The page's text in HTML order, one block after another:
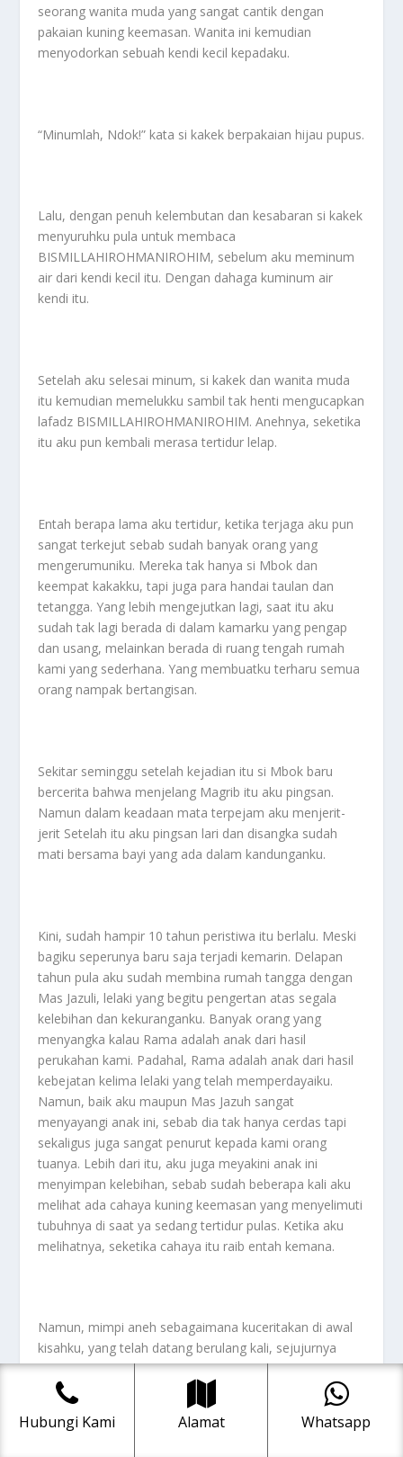
seorang wanita muda yang sangat cantik dengan
pakaian kuning keemasan. Wanita ini kemudian
menyodorkan sebuah kendi kecil kepadaku.
“Minumlah, Ndok!” kata si kakek berpakaian hijau pupus.
Lalu, dengan penuh kelembutan dan kesabaran si kakek
menyuruhku pula untuk membaca
BISMILLAHIROHMANIROHIM, sebelum aku meminum
air dari kendi kecil itu. Dengan dahaga kuminum air
kendi itu.
Setelah aku selesai minum, si kakek dan wanita muda
itu kemudian memelukku sambil tak henti mengucapkan
lafadz BISMILLAHIROHMANIROHIM. Anehnya, seketika
itu aku pun kembali merasa tertidur lelap.
Entah berapa lama aku tertidur, ketika terjaga aku pun
sangat terkejut sebab sudah banyak orang yang
mengerumuniku. Mereka tak hanya si Mbok dan
keempat kakakku, tapi juga para handai taulan dan
tetangga. Yang lebih mengejutkan lagi, saat itu aku
sudah tak lagi berada di dalam kamarku yang pengap
dan usang, melainkan berada di ruang tengah rumah
kami yang sederhana. Yang membuatku terharu semua
orang nampak bertangisan.
Sekitar seminggu setelah kejadian itu si Mbok baru
bercerita bahwa menjelang Magrib itu aku pingsan.
Namun dalam keadaan mata terpejam aku menjerit-
jerit Setelah itu aku pingsan lari dan disangka sudah
mati bersama bayi yang ada dalam kandunganku.
Kini, sudah hampir 10 tahun peristiwa itu berlalu. Meski
bagiku seperunya baru saja terjadi kemarin. Delapan
tahun pula aku sudah membina rumah tangga dengan
Mas Jazuli, lelaki yang begitu pengertan atas segala
kelebihan dan kekuranganku. Banyak orang yang
menyangka kalau Rama adalah anak dari hasil
perukahan kami. Padahal, Rama adalah anak dari hasil
kebejatan kelima lelaki yang telah memperdayaiku.
Namun, baik aku maupun Mas Jazuh sangat
menyayangi anak ini, sebab dia tak hanya cerdas tapi
sekaligus juga sangat penurut kepada kami orang
tuanya. Lebih dari itu, aku juga meyakini anak ini
menyimpan kelebihan, sebab sudah beberapa kali aku
melihat ada cahaya kuning keemasan yang menyelimuti
tubuhnya di saat ya sedang tertidur pulas. Ketika aku
melihatnya, seketika cahaya itu raib entah kemana.
Namun, mimpi aneh sebagaimana kuceritakan di awal
kisahku, yang telah datang berulang kali, sejujurnya
sangat membuatku cemas. Aku merasa sangat takut
akan terjadi sesuatu yang buruk pada diri Rama. Aku tak
ingin kehilangan anakku, apalagi jika ternyata
kematiannya berhubungan dengan apa yang disebut
Hubungi Kami Alamat Whatsapp